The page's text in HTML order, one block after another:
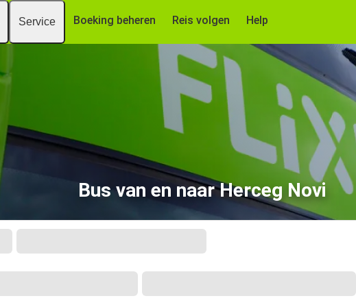
Service Boeking beheren Reis volgen Help
Bus van en naar Herceg Novi